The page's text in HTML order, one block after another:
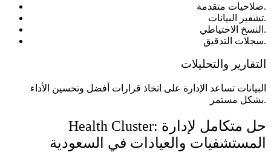
صلاحيات متقدمة.
تشفير البيانات.
النسخ الاحتياطي.
سجلات التدقيق.
التقارير والتحليلات
البيانات تساعد الإدارة على اتخاذ قرارات أفضل وتحسين الأداء
بشكل مستمر.
Health Cluster: حل متكامل لإدارة
المستشفيات والعيادات في السعودية